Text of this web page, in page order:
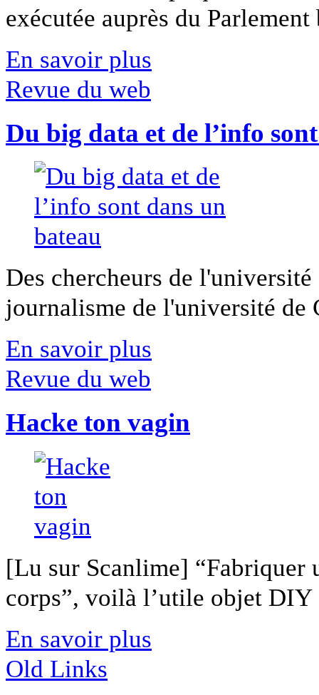
exécutée auprès du
En savoir plus
Revue du web
Du big data et de l’info
Des chercheurs de
journalisme de l'université
En savoir plus
Revue du web
Hacke ton vagin
[Lu sur Scanlime] “Fabriquer
corps”, voilà l’utile objet
En savoir plus
Old Links